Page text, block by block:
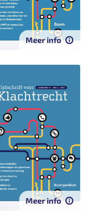
Meer info
Meer info